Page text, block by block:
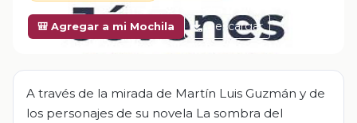
🎒 Agregar a mi Mochila Descargar
A través de la mirada de Martín Luis Guzmán y de
los personajes de su novela La sombra del